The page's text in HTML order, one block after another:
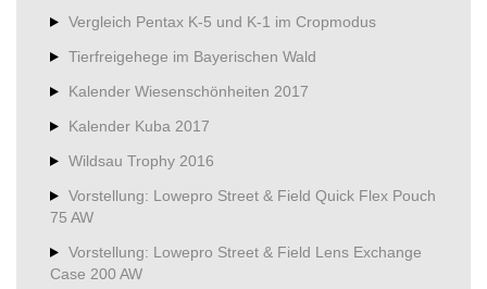
Vergleich Pentax K-5 und K-1 im Cropmodus
Tierfreigehege im Bayerischen Wald
Kalender Wiesenschönheiten 2017
Kalender Kuba 2017
Wildsau Trophy 2016
Vorstellung: Lowepro Street & Field Quick Flex Pouch
75 AW
Vorstellung: Lowepro Street & Field Lens Exchange
Case 200 AW